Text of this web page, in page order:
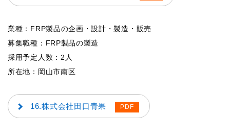
業種：FRP製品の企画・設計・製造・販売
募集職種：FRP製品の製造
採用予定人数：2人
所在地：岡山市南区
16.株式会社田口青果